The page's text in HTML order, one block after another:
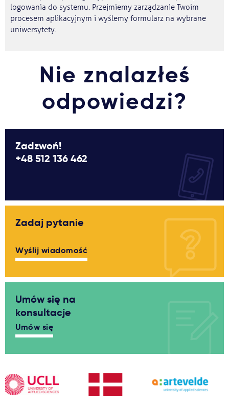
logowania do systemu. Przejmiemy zarządzanie Twoim
procesem aplikacyjnym i wyślemy formularz na wybrane
uniwersytety.
Nie znalazłeś
odpowiedzi?
Zadzwoń!
+48 512 136 462
Zadaj pytanie
Wyślij wiadomość
Umów się na
konsultacje
Umów się